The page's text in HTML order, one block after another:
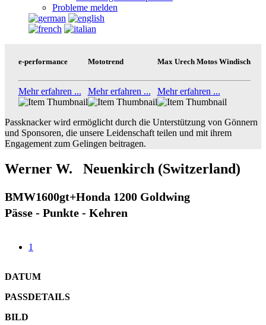
Probleme melden
e-performance
Mehr erfahren ...
Mototrend
Mehr erfahren ...
Max Urech Motos Windisch
Mehr erfahren ...
Passknacker wird ermöglicht durch die Unterstützung von Gönnern
und Sponsoren, die unsere Leidenschaft teilen und mit ihrem
Engagement zum Gelingen beitragen.
Werner W. Neuenkirch (Switzerland)
BMW1600gt+Honda 1200 Goldwing
Pässe - Punkte - Kehren
1
DATUM
PASSDETAILS
BILD